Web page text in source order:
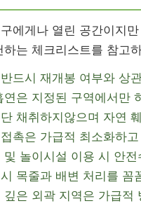
에게나 열린 공간이지
하는 체크리스트를 참고
드시 재개봉 여부와 상
은 지정된 구역에서만
채취하지않으며 자연
촉은 가급적 최소화하
및 놀이시설 이용 시 안전
목줄과 배변 처리를 꼼
은 외곽 지역은 가급적